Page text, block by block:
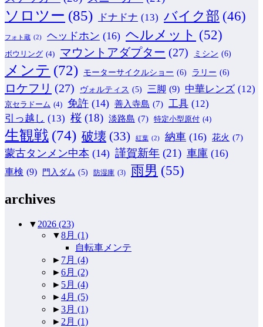
ソロツー (85) ドナドナ (13) バイク部 (46)
フォト蔵 (2) ヘッドホン (16) ヘルメット (52)
ボウリング (4) マウントアダプター (27) ミシン (6)
メンテ (72) モーターサイクルショー (6) ラリー (6)
ロケフリ (27) ヴォルティス (5) 三脚 (9) 中華レンズ (12)
京セラドーム (4) 免許 (14) 善入寺島 (7) 工具 (12)
引っ越し (13) 桜 (18) 淡路島 (7) 特定小型原付 (4)
生観戦 (74) 破壊 (33) 紅葉 (2) 納車 (16) 花火 (7)
蒙古タンメン中本 (14) 謹賀新年 (21) 車庫 (16)
車検 (9) 門入ダム (5) 防湿庫 (3) 雨男 (55)
archives
▼ 2026 (23)
▼8月 (1)
自転車メンテ
► 7月 (4)
►6月 (2)
► 5月 (4)
►4月 (5)
►3月 (1)
► 2月 (1)